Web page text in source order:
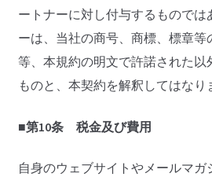
ートナーに対し付与するものでは
ーは、当社の商号、商標、標章等
等、本規約の明文で許諾された以
ものと、本契約を解釈してはなり
■第10条 税金及び費用
自身のウェブサイトやメールマガ